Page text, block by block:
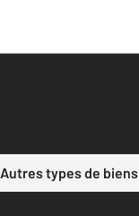
Autres types de biens